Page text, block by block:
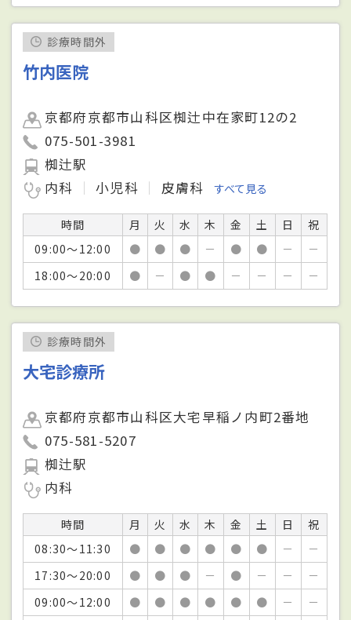
診療時間外
竹内医院
京都府京都市山科区椥辻中在家町12の2
075-501-3981
椥辻駅
内科
小児科 皮膚科 すべて見る
時間 月 火 水 木 金 土 日
祝
09:00～12:00
● ● ● － ● ● －
－
18:00～20:00
● － ● ● － － － －
診療時間外
大宅診療所
京都府京都市山科区大宅早稲ノ内町2番地
075-581-5207
椥辻駅
内科
時間 月 火 水 木 金 土 日
祝
08:30～11:30
● ● ● ● ● ● －
－
17:30～20:00
● ● ● － ● － －
－
09:00～12:00
● ● ● ● ● ● －
－